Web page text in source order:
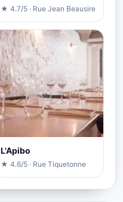
★ 4.7/5 · Rue Jean Beausire
L'Apibo
★ 4.6/5 · Rue Tiquetonne